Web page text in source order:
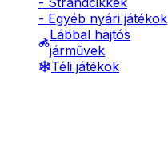
- Egyéb nyári játékok
Lábbal hajtós
járművek
Téli játékok